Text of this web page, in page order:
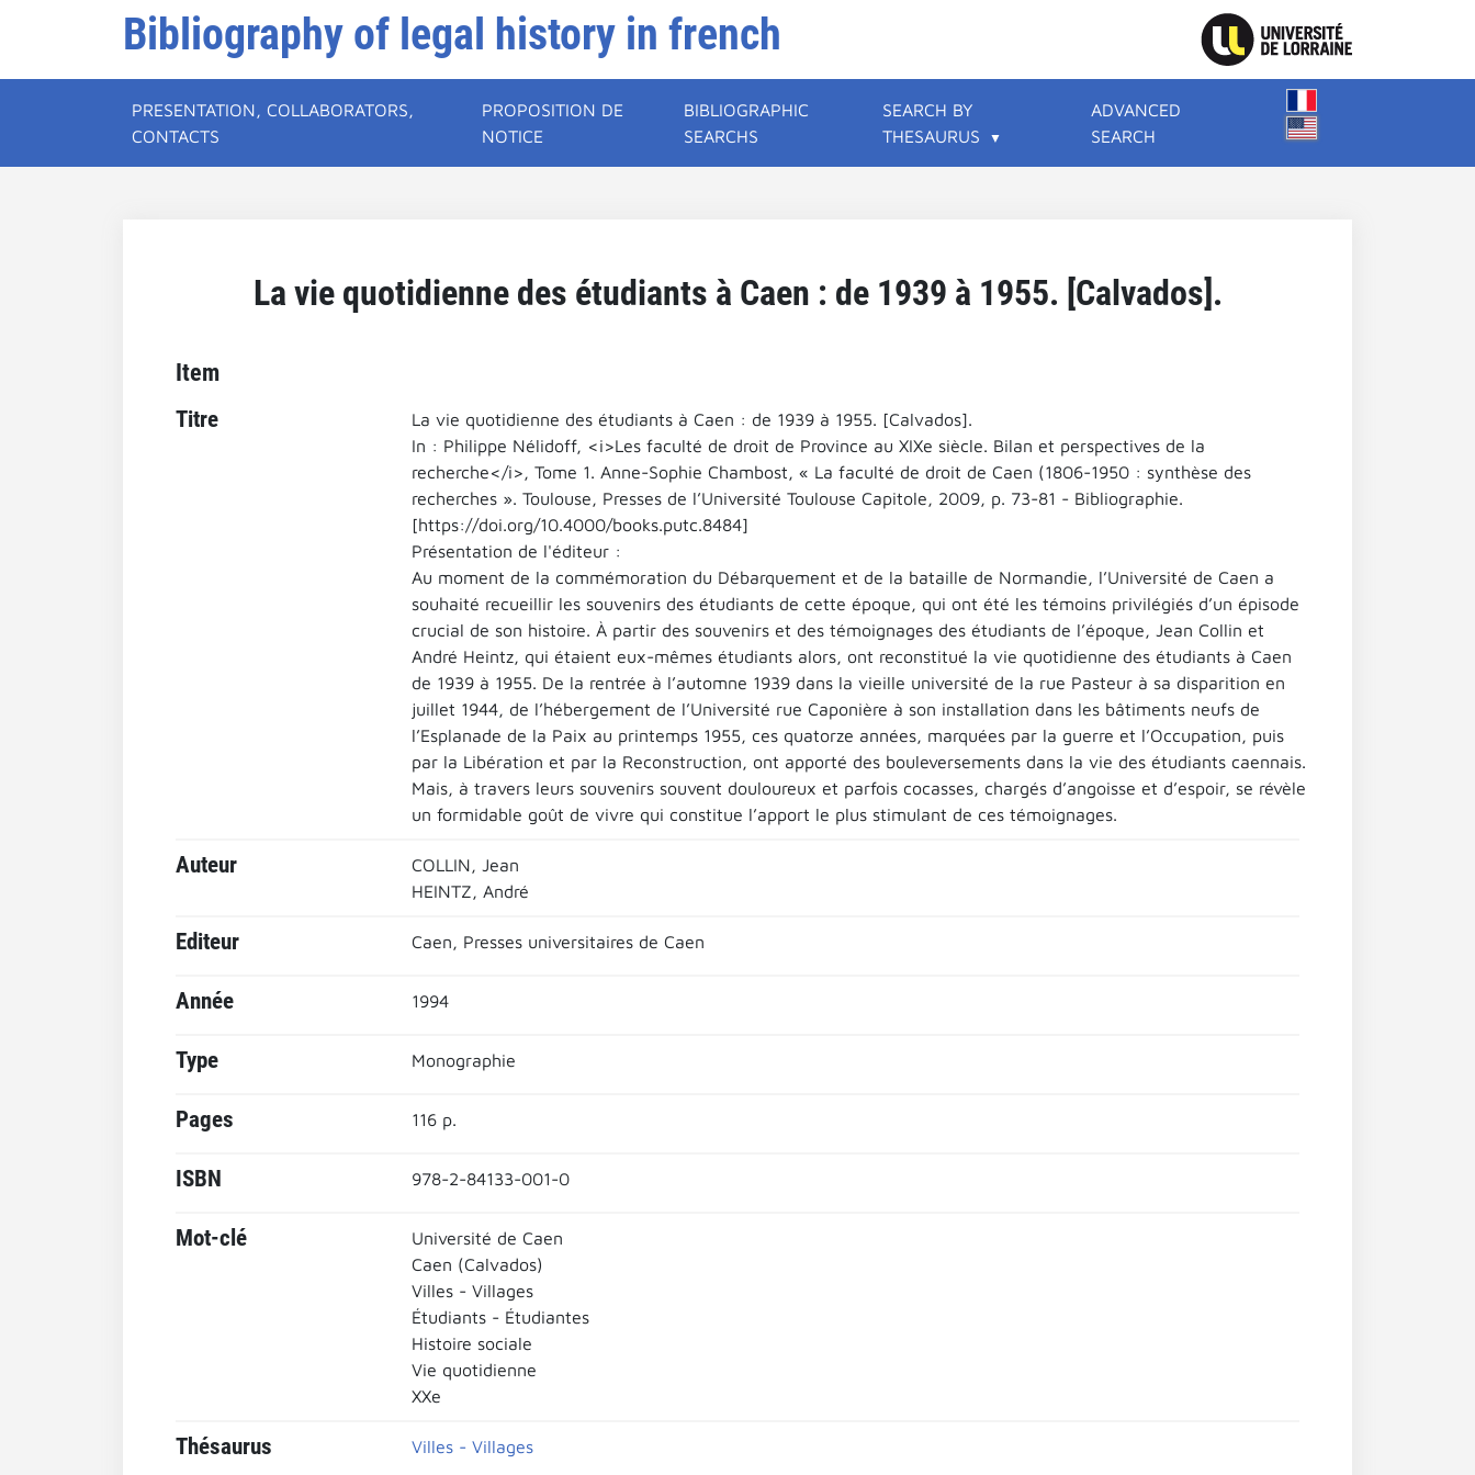
Bibliography of legal history in french
PRESENTATION, COLLABORATORS,
CONTACTS
PROPOSITION DE
NOTICE
BIBLIOGRAPHIC
SEARCHS
SEARCH BY
THESAURUS
ADVANCED
SEARCH
La vie quotidienne des étudiants à Caen : de 1939 à 1955. [Calvados].
Item
Titre
La vie quotidienne des étudiants à Caen : de 1939 à 1955. [Calvados].
In : Philippe Nélidoff, <i>Les faculté de droit de Province au XIXe siècle. Bilan et perspectives de la
recherche</i>, Tome 1. Anne-Sophie Chambost, « La faculté de droit de Caen (1806-1950 : synthèse des
recherches ». Toulouse, Presses de l’Université Toulouse Capitole, 2009, p. 73-81 - Bibliographie.
[https://doi.org/10.4000/books.putc.8484]
Présentation de l'éditeur :
Au moment de la commémoration du Débarquement et de la bataille de Normandie, l’Université de Caen a
souhaité recueillir les souvenirs des étudiants de cette époque, qui ont été les témoins privilégiés d’un épisode
crucial de son histoire. À partir des souvenirs et des témoignages des étudiants de l’époque, Jean Collin et
André Heintz, qui étaient eux-mêmes étudiants alors, ont reconstitué la vie quotidienne des étudiants à Caen
de 1939 à 1955. De la rentrée à l’automne 1939 dans la vieille université de la rue Pasteur à sa disparition en
juillet 1944, de l’hébergement de l’Université rue Caponière à son installation dans les bâtiments neufs de
l’Esplanade de la Paix au printemps 1955, ces quatorze années, marquées par la guerre et l’Occupation, puis
par la Libération et par la Reconstruction, ont apporté des bouleversements dans la vie des étudiants caennais.
Mais, à travers leurs souvenirs souvent douloureux et parfois cocasses, chargés d’angoisse et d’espoir, se révèle
un formidable goût de vivre qui constitue l’apport le plus stimulant de ces témoignages.
Auteur
COLLIN, Jean
HEINTZ, André
Editeur Caen, Presses universitaires de Caen
Année 1994
Type Monographie
Pages 116 p.
ISBN 978-2-84133-001-0
Mot-clé
Université de Caen
Caen (Calvados)
Villes - Villages
Étudiants - Étudiantes
Histoire sociale
Vie quotidienne
XXe
Thésaurus
Villes - Villages